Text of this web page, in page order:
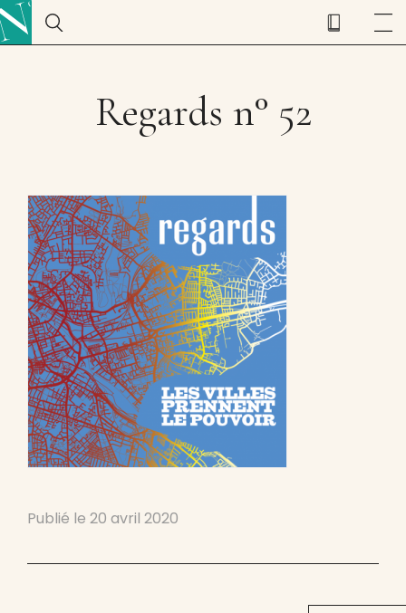
Regards n° 52
Publié le 20 avril 2020